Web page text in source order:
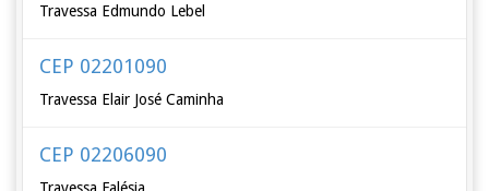
Travessa Edmundo Lebel
CEP 02201090
Travessa Elair José Caminha
CEP 02206090